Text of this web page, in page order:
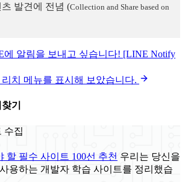
발견에 전념 (Collection and Share based on
에 알림을 보내고 싶습니다! [LINE Notify
치 메뉴를 표시해 보았습니다.
기
수집
할 필수 사이트 100선 추천 우리는 당신을
용하는 개발자 학습 사이트를 정리했습